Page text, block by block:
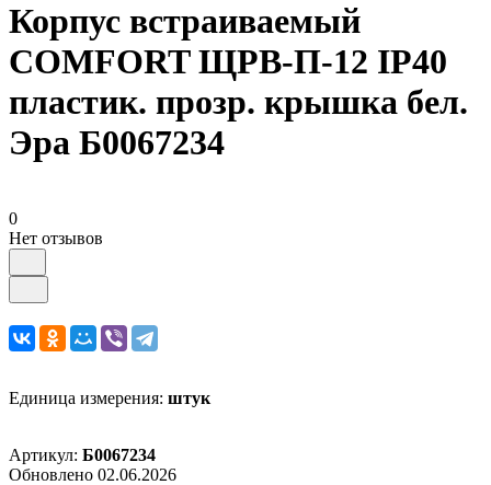
Корпус встраиваемый
COMFORT ЩРВ-П-12 IP40
пластик. прозр. крышка бел.
Эра Б0067234
0
Нет отзывов
Единица измерения: штук
Артикул: Б0067234
Обновлено 02.06.2026